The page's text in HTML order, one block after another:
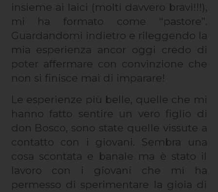
insieme ai laici (molti davvero bravi!!!),
mi ha formato come “pastore”.
Guardandomi indietro e rileggendo la
mia esperienza ancor oggi credo di
poter affermare con convinzione che
non si finisce mai di imparare!
Le esperienze più belle, quelle che mi
hanno fatto sentire un vero figlio di
don Bosco, sono state quelle vissute a
contatto con i giovani. Sembra una
cosa scontata e banale ma è stato il
lavoro con i giovani che mi ha
permesso di sperimentare la gioia di